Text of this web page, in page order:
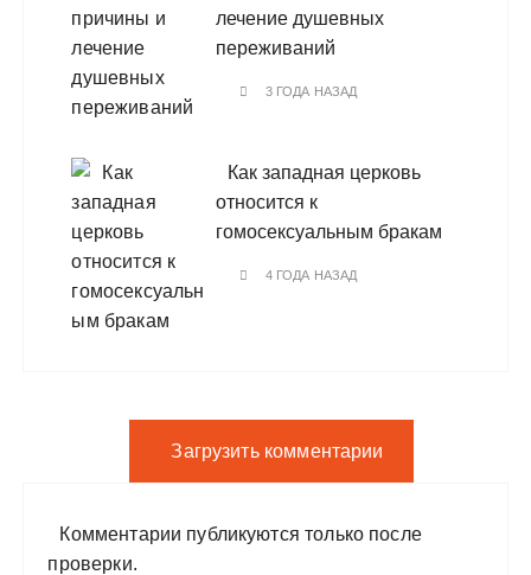
лечение душевных
переживаний
3 ГОДА НАЗАД
Как западная церковь
относится к
гомосексуальным бракам
4 ГОДА НАЗАД
Загрузить комментарии
Комментарии публикуются только после
проверки.